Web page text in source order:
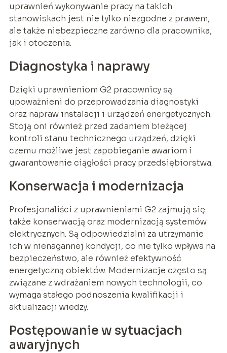
uprawnień wykonywanie pracy na takich
stanowiskach jest nie tylko niezgodne z prawem,
ale także niebezpieczne zarówno dla pracownika,
jak i otoczenia.
Diagnostyka i naprawy
Dzięki uprawnieniom G2 pracownicy są
upoważnieni do przeprowadzania diagnostyki
oraz napraw instalacji i urządzeń energetycznych.
Stoją oni również przed zadaniem bieżącej
kontroli stanu technicznego urządzeń, dzięki
czemu możliwe jest zapobieganie awariom i
gwarantowanie ciągłości pracy przedsiębiorstwa.
Konserwacja i modernizacja
Profesjonaliści z uprawnieniami G2 zajmują się
także konserwacją oraz modernizacją systemów
elektrycznych. Są odpowiedzialni za utrzymanie
ich w nienagannej kondycji, co nie tylko wpływa na
bezpieczeństwo, ale również efektywność
energetyczną obiektów. Modernizacje często są
związane z wdrażaniem nowych technologii, co
wymaga stałego podnoszenia kwalifikacji i
aktualizacji wiedzy.
Postępowanie w sytuacjach
awaryjnych